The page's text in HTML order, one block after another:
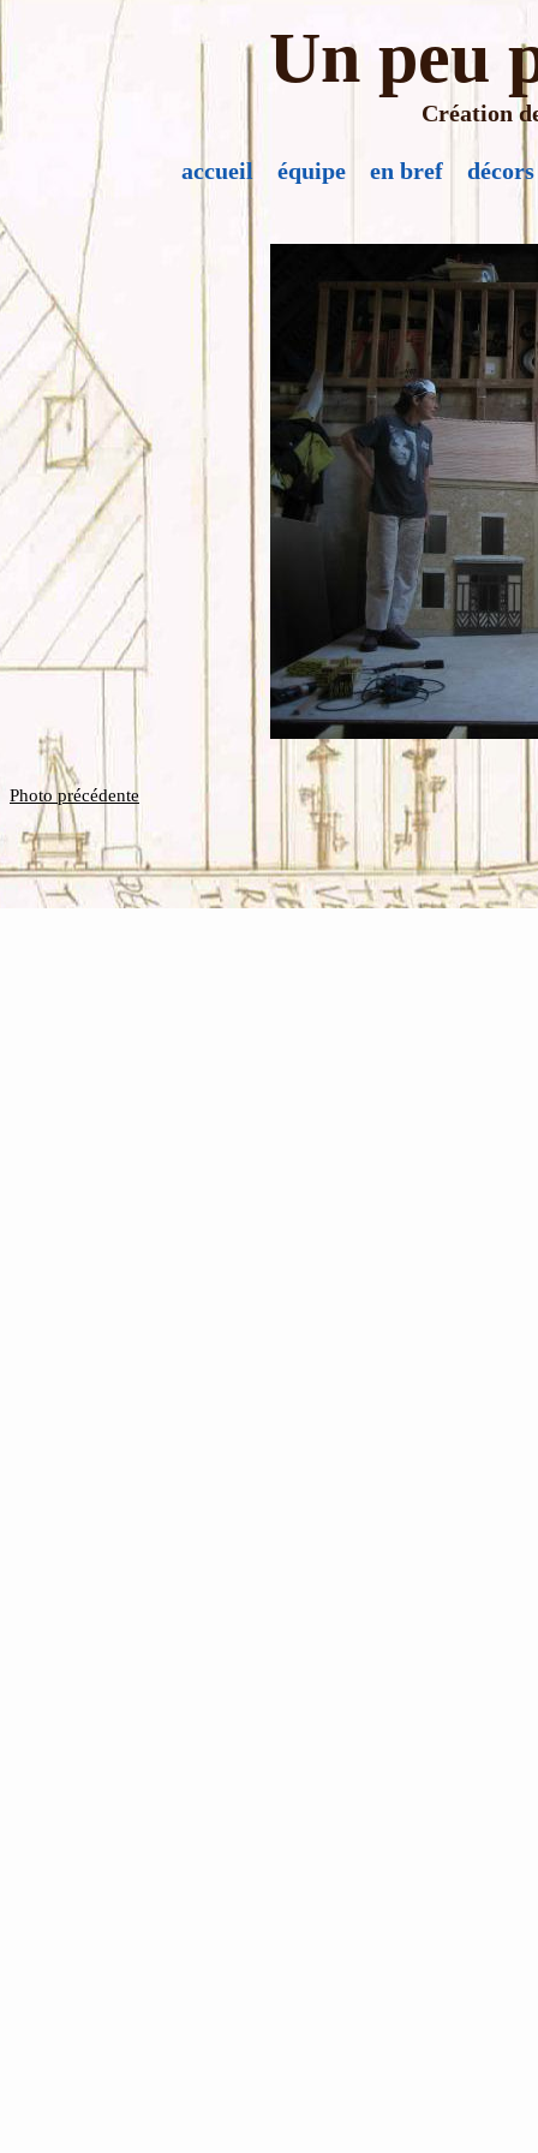
Un peu
Création
accueil équipe en bref décors
Photo précédente